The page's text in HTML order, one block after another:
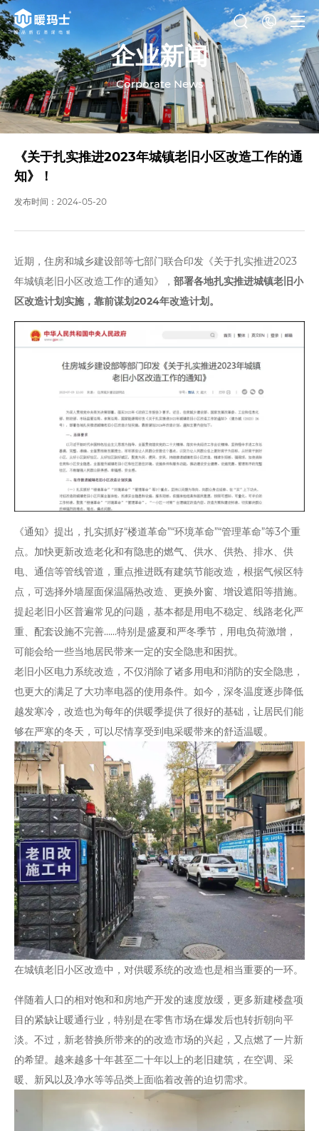
企业新闻
Corporate News
《关于扎实推进2023年城镇老旧小区改造工作的通
知》！
发布时间：2024-05-20
近期，住房和城乡建设部等七部门联合印发《关于扎实推进2023
年城镇老旧小区改造工作的通知》， 部署各地扎实推进城镇老旧小
区改造计划实施，靠前谋划2024年改造计划。
《通知》提出，扎实抓好“楼道革命”“环境革命”“管理革命”等3个重
点。加快更新改造老化和有隐患的燃气、供水、供热、排水、供
电、通信等管线管道，重点推进既有建筑节能改造，根据气候区特
点，可选择外墙屋面保温隔热改造、更换外窗、增设遮阳等措施。
提起老旧小区普遍常见的问题，基本都是用电不稳定、线路老化严
重、配套设施不完善……特别是盛夏和严冬季节，用电负荷激增，
可能会给一些当地居民带来一定的安全隐患和困扰。
老旧小区电力系统改造，不仅消除了诸多用电和消防的安全隐患，
也更大的满足了大功率电器的使用条件。如今，深冬温度逐步降低
越发寒冷，改造也为每年的供暖季提供了很好的基础，让居民们能
够在严寒的冬天，可以尽情享受到电采暖带来的舒适温暖。
在城镇老旧小区改造中，对供暖系统的改造也是相当重要的一环。
伴随着人口的相对饱和和房地产开发的速度放缓，更多新建楼盘项
目的紧缺让暖通行业，特别是在零售市场在爆发后也转折朝向平
淡。不过，新老替换所带来的的改造市场的兴起，又点燃了一片新
的希望。越来越多十年甚至二十年以上的老旧建筑，在空调、采
暖、新风以及净水等等品类上面临着改善的迫切需求。